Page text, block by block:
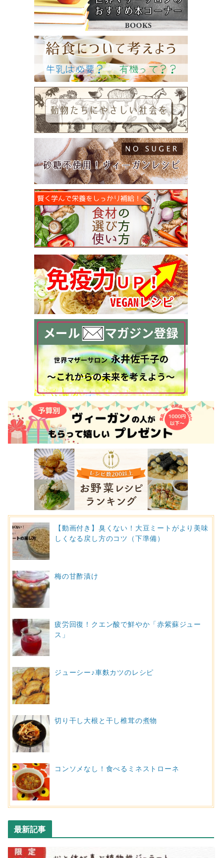
【動画付き】臭くない！大豆ミートがより美味
しくなる戻し方のコツ（下準備）
梅の甘酢漬け
疲労回復！クエン酸で鮮やか「赤紫蘇ジュー
ス」
ジューシー♪車麩カツのレシピ
切り干し大根と干し椎茸の煮物
コンソメなし！食べるミネストローネ
最新記事